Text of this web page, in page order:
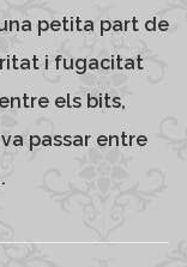
petita part de
i fugacitat
els bits,
passar entre